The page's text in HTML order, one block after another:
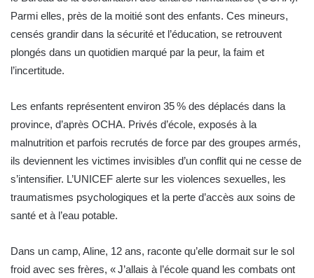
Parmi elles, près de la moitié sont des enfants. Ces mineurs,
censés grandir dans la sécurité et l’éducation, se retrouvent
plongés dans un quotidien marqué par la peur, la faim et
l’incertitude.
Les enfants représentent environ 35 % des déplacés dans la
province, d’après OCHA. Privés d’école, exposés à la
malnutrition et parfois recrutés de force par des groupes armés,
ils deviennent les victimes invisibles d’un conflit qui ne cesse de
s’intensifier. L’UNICEF alerte sur les violences sexuelles, les
traumatismes psychologiques et la perte d’accès aux soins de
santé et à l’eau potable.
Dans un camp, Aline, 12 ans, raconte qu’elle dormait sur le sol
froid avec ses frères, « J’allais à l’école quand les combats ont